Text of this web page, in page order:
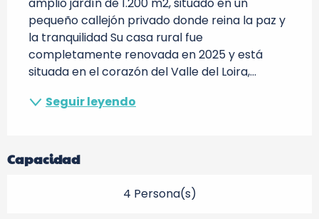
pequeño callejón privado donde reina la paz y
la tranquilidad Su casa rural fue
completamente renovada en 2025 y está
situada en el corazón del Valle del Loira,...
Seguir leyendo
Capacidad
4 Persona(s)